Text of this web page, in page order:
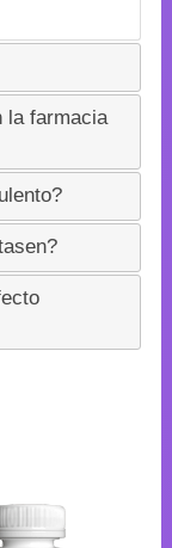
la farmacia